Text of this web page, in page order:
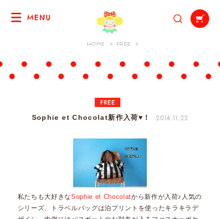
MENU
HOME FREE
FREE
Sophie et Chocolat新作入荷♥！ 2016.11.22
私たちも大好きなSophie et Chocolatから新作が入荷♪人気の
シリーズ、トラベルバッグは泊プリントを使ったキラキラデ